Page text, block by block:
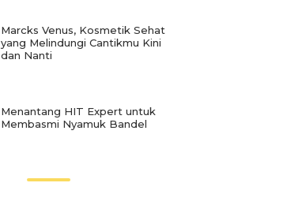
Marcks Venus, Kosmetik Sehat
yang Melindungi Cantikmu Kini
dan Nanti
Menantang HIT Expert untuk
Membasmi Nyamuk Bandel